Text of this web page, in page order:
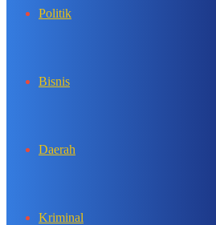
Politik
Bisnis
Daerah
Kriminal